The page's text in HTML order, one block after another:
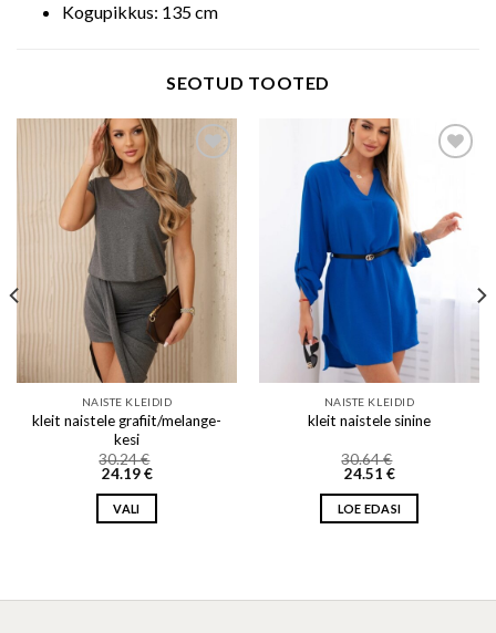
Kogupikkus: 135 cm
SEOTUD TOOTED
Add to wishlist
NAISTE KLEIDID
kleit naistele grafiit/melange-
kesi
30.24€
24.19€
VALI
multiple
Add to wishlist
NAISTE KLEIDID
kleit naistele sinine
30.64€
24.51 €
LOE EDASI